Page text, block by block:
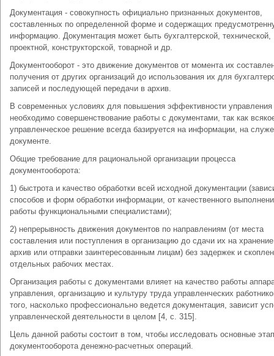
Документация - совокупность официально признанных документов,
составленных по определенной форме и содержащих
информацию. Документация может быть бухгалтерской, технической,
проектной, конструкторской, товарной и др.
Документооборот - это движение документов от момента их
получения от других организаций до использования их для
записей и последующей передачи в архив.
В современных условиях для повышения эффективности управления
необходимо совершенствование работы с документами, так как
управленческое решение всегда базируется на информации, на
документе.
Общие требование для рациональной организации процесса
документооборота:
1) быстрота и качество обработки всей исходной документации
способов и форм обработки информации, от качественного
работы функциональными специалистами);
2) непрерывность движения документов по направлениям (от места
составления или поступления в организацию до сдачи их на
архив или отправки заинтересованным лицам) без задержек и
отдельных рабочих местах.
Организация работы с документами влияет на качество работы
управления, организацию и культуру труда управленческих
того, насколько профессионально ведется документация, зависит
управленческой деятельности в целом [4, с. 315].
Цель данной работы состоит в том, чтобы исследовать основные
документооборота денежно-расчетных операций.